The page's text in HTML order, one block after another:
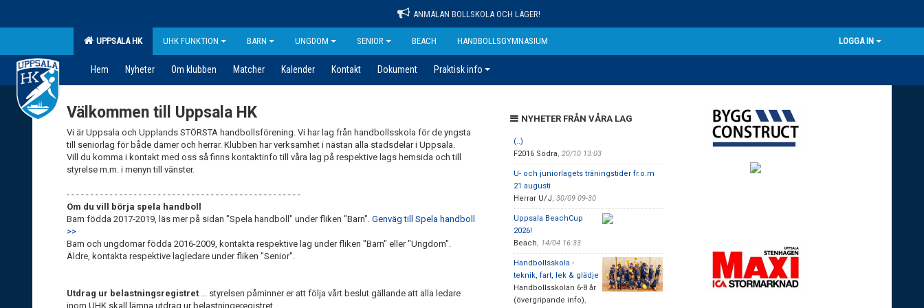
ANMÄLAN BOLLSKOLA OCH LÄGER!
UPPSALA HK UHK FUNKTION BARN UNGDOM SENIOR BEACH HANDBOLLSGYMNASIUM LOGGA IN
Hem Nyheter Om klubben Matcher Kalender Kontakt Dokument Praktisk info
Välkommen till Uppsala HK
Vi är Uppsala och Upplands STÖRSTA handbollsförening. Vi har lag från handbollsskola för de yngsta
till seniorlag för både damer och herrar. Klubben har verksamhet i nästan alla stadsdelar i Uppsala.
Vill du komma i kontakt med oss så finns kontaktinfo till våra lag på respektive lags hemsida och till
styrelse m.m. i menyn till vänster.
- - - - - - - - - - - - - - - - - - - - - - - - - - - - - - - - - - - - - - - - - - - - - - - - -
Om du vill börja spela handboll
Barn födda 2017-2019, läs mer på sidan "Spela handboll" under fliken "Barn". Genväg till Spela handboll
>>
Barn och ungdomar födda 2016-2009, kontakta respektive lag under fliken "Barn" eller "Ungdom".
Äldre, kontakta respektive lagledare under fliken "Senior".
Utdrag ur belastningsregistret ... styrelsen påminner er att följa vårt beslut gällande att alla ledare
inom UHK skall lämna utdrag ur belastningeregistret.
NYHETER FRÅN VÅRA LAG
(..)
F2016 Södra, 20/10 13:03
U- och juniorlagets träningstider fr.o.m
21 augusti
Herrar U/J, 30/09 09-30
Uppsala BeachCup
2026!
Beach, 14/04 16:33
Handbollsskola -
teknik, fart, lek & glädje
Handbollsskolan 6-8 år
(övergripande info),